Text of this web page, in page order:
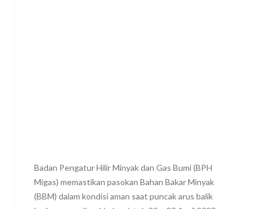
Badan Pengatur Hilir Minyak dan Gas Bumi (BPH
Migas) memastikan pasokan Bahan Bakar Minyak
(BBM) dalam kondisi aman saat puncak arus balik